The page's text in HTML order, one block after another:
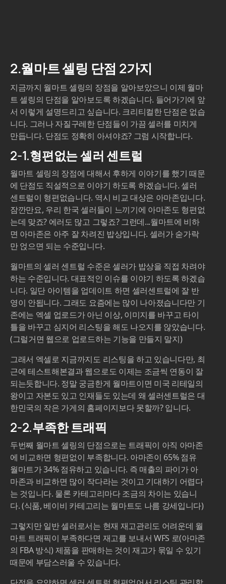
2.월마트 셀링 단점 2가지
지금까지 월마트 셀링의 장점을 알아보았으니 이제 월마
트 셀링의 단점을 알아보도록 하겠습니다. 들어가기에 앞
서 이렇게 설명드리고 싶습니다. 크리티컬한 단점은 없습
니다. 그러나 자질구레한 단점들이 가끔 셀러를 미치게
만듭니다. 단점도 정확히 아셔야죠? 그럼 시작합니다.
2-1.형편없는 셀러 센트럴
월마트 셀링의 장점에 대해서 후하게 이야기를 했기 때문
에 단점도 직설적으로 이야기 하도록 하겠습니다. 셀러
센트럴이 형편없습니다. 역시 비교 대상은 아마존입니다.
잠깐만요, 우리 한국 셀러들이 느끼기에 아마존도 형편없
는데 맞죠? 에러도 많고 그렇죠? 그런데...월마트에 비하
면 아마존은 아주 잘 차려진 밥상입니다. 셀러가 숟가락
만 얹으면 되는 수준입니다.
월마트의 셀러 센트럴 수준은 셀러가 밥상을 직접 차려야
하는 수준입니다. 대표적인 이슈를 이야기 하도록 하겠습
니다. 일단 아이템을 업데이트 하면 셀러센트럴에 잘 반
영이 안됩니다. 그래도 요즘에는 많이 나아졌습니다만 기
존에는 엑셀 업로드가 아닌 이상, 이미지를 바꾸고 타이
틀을 바꾸고 심지어 리스팅을 해도 나오지를 않았습니다.
(그럴거면 웹으로 업로드하는 기능을 만들지 말지)
그래서 엑셀로 지금까지도 리스팅을 하고 있습니다만, 최
근에 테스트해본결과 웹으로도 이제는 조금씩 연동이 잘
되는듯합니다. 정말 궁금한게 월마트이면 미국 리테일의
왕이고 자본도 있고 인재들도 있는데 왜 셀러센트럴은 대
한민국의 작은 가게의 홈페이지보다 못할까? 입니다.
2-2.부족한 트래픽
두번째 월마트 셀링의 단점으로는 트래픽이 아직 아마존
에 비교하면 형편없이 부족합니다. 아마존이 65% 점유
월마트가 34% 점유하고 있습니다. 즉 매출의 파이가 아
마존과 비교하면 많이 작다라는 것이고 기대하기 어렵다
는 것입니다. 물론 카테고리마다 조금의 차이는 있습니
다. (식품, 베이비 카테고리는 월마트도 나름 강세입니다)
그렇지만 일반 셀러로서는 현재 재고관리도 어려운데 월
마트 트래픽이 부족하다면 재고를 보내서 WFS 로(아마존
의 FBA 방식) 제품을 판매하는 것이 재고가 묶일 수 있기
때문에 부담스러울 수 있습니다.